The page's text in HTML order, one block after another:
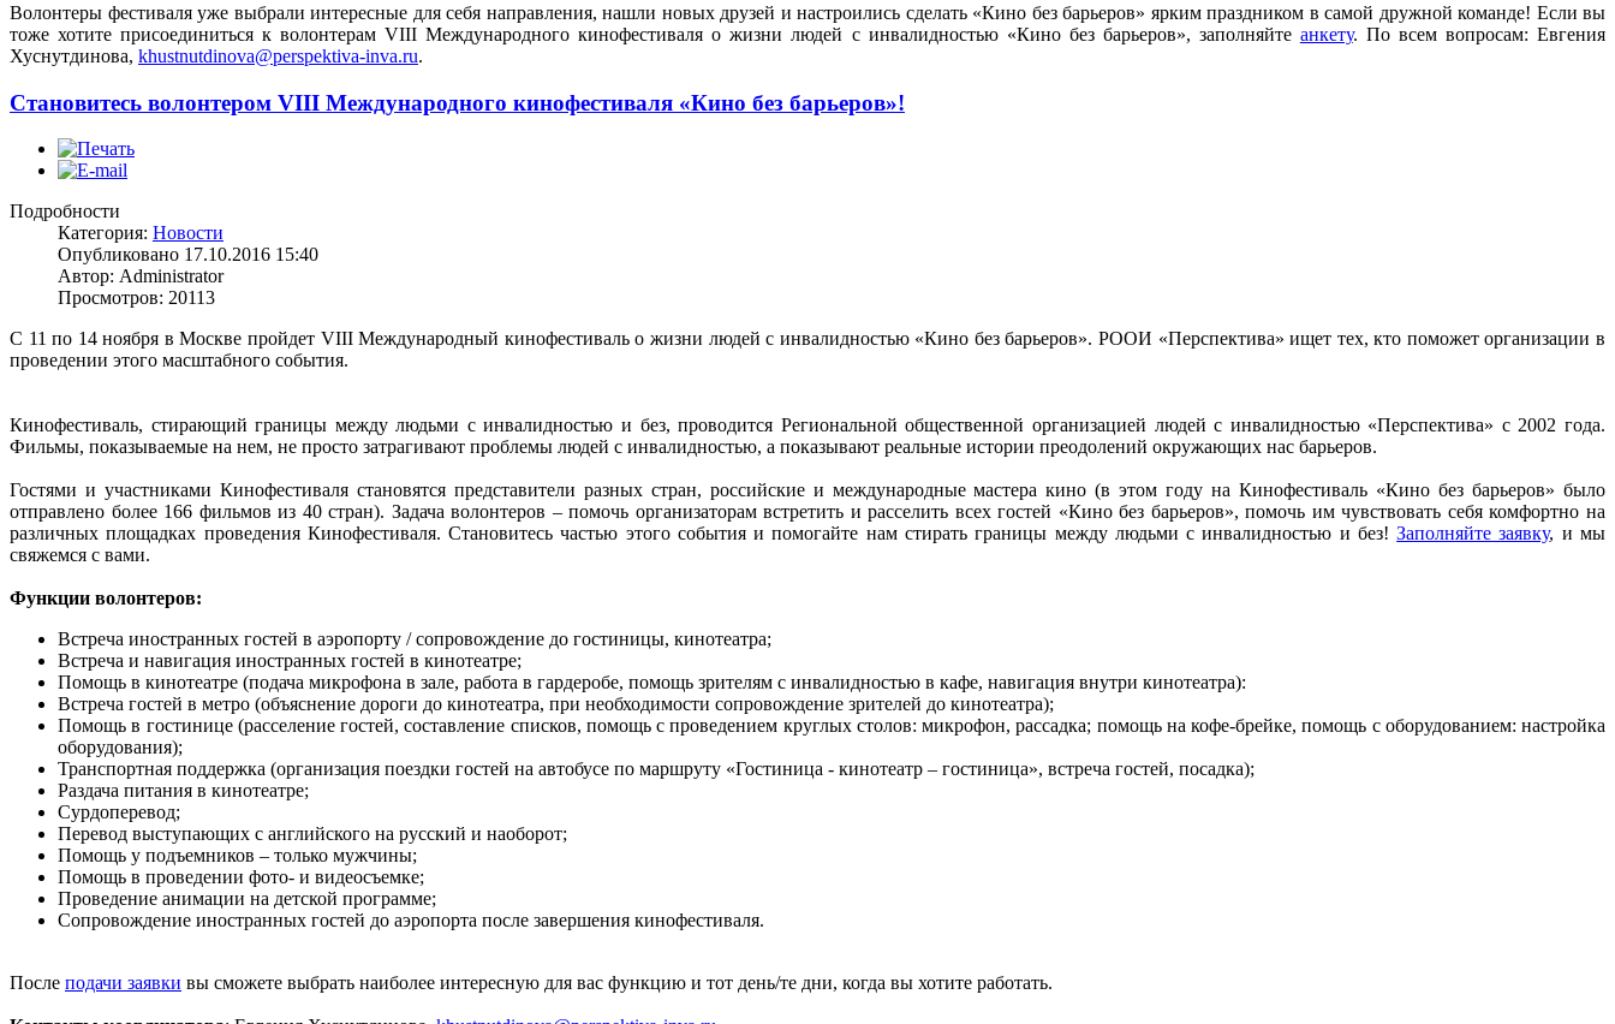
Волонтеры фестиваля уже выбрали интересные для себя направления, нашли новых друзей и настроились сделать «Кино без барьеров» ярким праздником в самой дружной команде! Если вы
тоже хотите присоединиться к волонтерам VIII Международного кинофестиваля о жизни людей с инвалидностью «Кино без барьеров», заполняйте анкету. По всем вопросам: Евгения
Хуснутдинова, khustnutdinova@perspektiva-inva.ru.
Становитесь волонтером VIII Международного кинофестиваля «Кино без барьеров»!
Подробности
Категория: Новости
Опубликовано 17.10.2016 15:40
Автор: Administrator
Просмотров: 20113
С 11 по 14 ноября в Москве пройдет VIII Международный кинофестиваль о жизни людей с инвалидностью «Кино без барьеров». РООИ «Перспектива» ищет тех, кто поможет организации в
проведении этого масштабного события.
Кинофестиваль, стирающий границы между людьми с инвалидностью и без, проводится Региональной общественной организацией людей с инвалидностью «Перспектива» с 2002 года.
Фильмы, показываемые на нем, не просто затрагивают проблемы людей с инвалидностью, а показывают реальные истории преодолений окружающих нас барьеров.
Гостями и участниками Кинофестиваля становятся представители разных стран, российские и международные мастера кино (в этом году на Кинофестиваль «Кино без барьеров» было
отправлено более 166 фильмов из 40 стран). Задача волонтеров – помочь организаторам встретить и расселить всех гостей «Кино без барьеров», помочь им чувствовать себя комфортно на
различных площадках проведения Кинофестиваля. Становитесь частью этого события и помогайте нам стирать границы между людьми с инвалидностью и без!Заполняйте заявку, и мы
свяжемся с вами.
Функции волонтеров:
Встреча иностранных гостей в аэропорту / сопровождение до гостиницы, кинотеатра;
Встреча и навигация иностранных гостей в кинотеатре;
Помощь в кинотеатре (подача микрофона в зале, работа в гардеробе, помощь зрителям с инвалидностью в кафе, навигация внутри кинотеатра):
Встреча гостей в метро (объяснение дороги до кинотеатра, при необходимости сопровождение зрителей до кинотеатра);
Помощь в гостинице (расселение гостей, составление списков, помощь с проведением круглых столов: микрофон, рассадка; помощь на кофе-брейке, помощь с оборудованием: настройка
оборудования);
Транспортная поддержка (организация поездки гостей на автобусе по маршруту «Гостиница - кинотеатр – гостиница», встреча гостей, посадка);
Раздача питания в кинотеатре;
Сурдоперевод;
Перевод выступающих с английского на русский и наоборот;
Помощь у подъемников – только мужчины;
Помощь в проведении фото- и видеосъемке;
Проведение анимации на детской программе;
Сопровождение иностранных гостей до аэропорта после завершения кинофестиваля.
После подачи заявки вы сможете выбрать наиболее интересную для вас функцию и тот день/те дни, когда вы хотите работать.